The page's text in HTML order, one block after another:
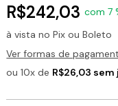
R$242,03 com 7
à vista no Pix ou Boleto
Ver formas de
ou 10x de R$26,03 sem